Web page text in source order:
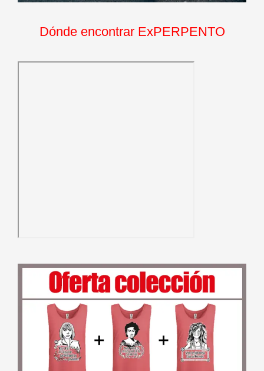
Dónde encontrar ExPERPENTO